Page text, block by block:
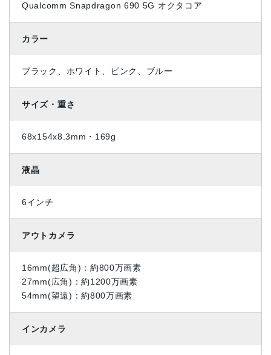
Qualcomm Snapdragon 690 5G オクタコア
カラー
ブラック、ホワイト、ピンク、ブルー
サイズ・重さ
68x154x8.3mm・169g
液晶
6インチ
アウトカメラ
16mm(超広角)：約800万画素
27mm(広角)：約1200万画素
54mm(望遠)：約800万画素
インカメラ